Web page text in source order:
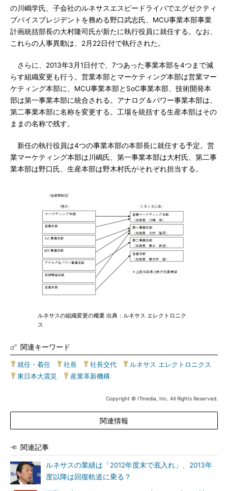
の川嶋学氏、子会社のルネサスエスピードライバでエグゼクティ
ブバイスプレジデントを務める野口武志氏、MCU事業本部事業
計画統括部長の大村隆司氏が新たに執行役員に就任する。なお、
これらの人事異動は、2月22日付で執行された。
さらに、2013年3月1日付で、7つあった事業本部を4つまで減
らす組織変更も行う。営業本部とマーケティング本部は営業マー
ケティング本部に、MCU事業本部とSoC事業本部、技術開発本
部は第一事業本部に統合される。アナログ＆パワー事業本部は、
第二事業本部に名称を変更する。工場を統括する生産本部はその
ままの名称で残す。
新任の執行役員は4つの事業本部の本部長に就任する予定。営
業マーケティング本部は川嶋氏、第一事業本部は大村氏、第二事
業本部は野口氏、生産本部は野木村氏がそれぞれ担当する。
ルネサスの組織変更の概要 出典：ルネサス エレクトロニク
ス
関連キーワード
就任・着任 社長 社長交代 ルネサス エレクトロニクス
東日本大震災
産業革新機構
Copyright © ITmedia, Inc. All Rights Reserved.
関連情報
関連記事
ルネサスの業績は「2012年度末で底入れ」、2013年
度以降は回復軌道に乗る？